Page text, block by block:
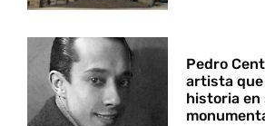
Pedro
artista
historia en